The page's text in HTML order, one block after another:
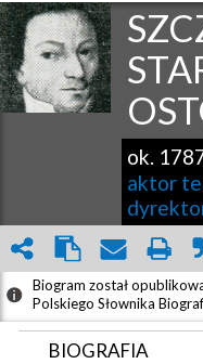
ok.
aktor
Biogram został
Polskiego Słownika
BIOGRAFIA